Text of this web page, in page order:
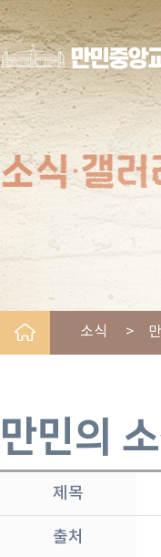
소식 > 만
만민의
제목
출처